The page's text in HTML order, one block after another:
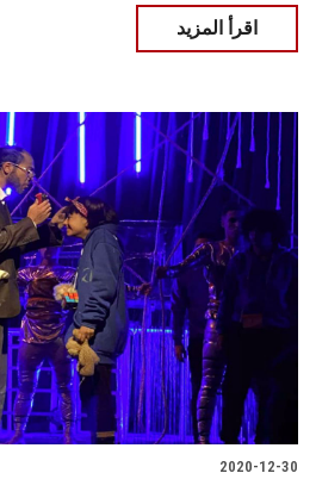
اقرأ المزيد
2020-12-30